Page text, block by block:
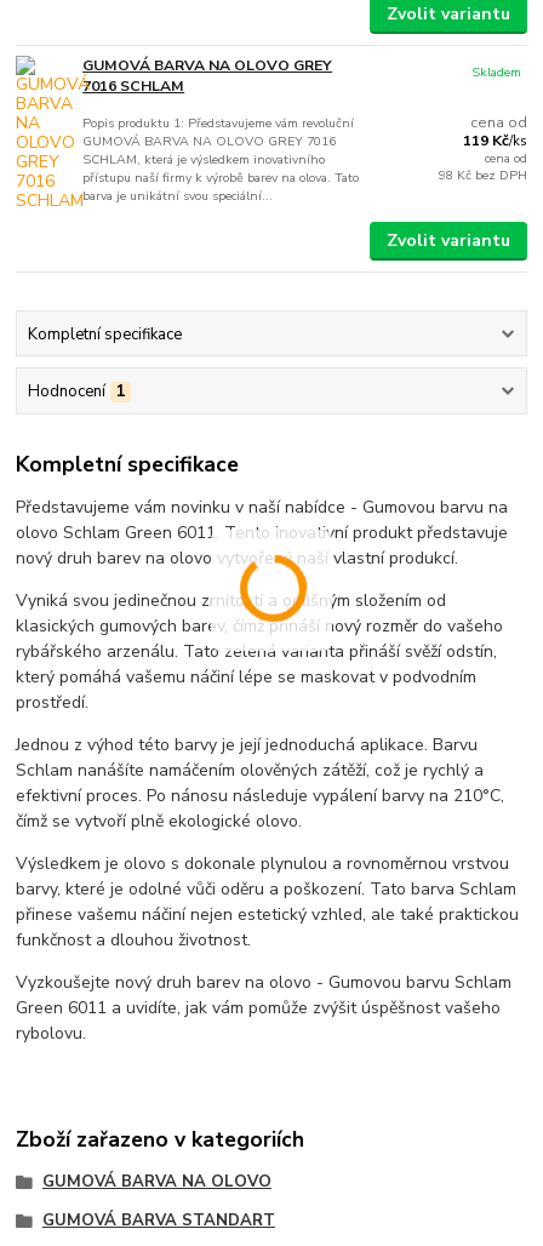
Zvolit variantu
GUMOVÁ BARVA NA OLOVO GREY
7016 SCHLAM
Popis produktu 1: Představujeme vám revoluční
GUMOVÁ BARVA NA OLOVO GREY 7016
SCHLAM, která je výsledkem inovativního
přístupu naší firmy k výrobě barev na olova. Tato
barva je unikátní svou speciální...
cena od
119 Kč/ks
cena od
98 Kč bez DPH
Skladem
Zvolit variantu
Kompletní specifikace
Hodnocení 1
Kompletní specifikace
Představujeme vám novinku v naší nabídce - Gumovou barvu na
olovo Schlam Green 6011. Tento inovativní produkt představuje
nový druh barev na olovo vytvořený naší vlastní produkcí.
Vyniká svou jedinečnou zrnitostí a odlišným složením od
klasických gumových barev, čímž přináší nový rozměr do vašeho
rybářského arzenálu. Tato zelená varianta přináší svěží odstín,
který pomáhá vašemu náčiní lépe se maskovat v podvodním
prostředí.
Jednou z výhod této barvy je její jednoduchá aplikace. Barvu
Schlam nanášíte namáčením olověných zátěží, což je rychlý a
efektivní proces. Po nánosu následuje vypálení barvy na 210°C,
čímž se vytvoří plně ekologické olovo.
Výsledkem je olovo s dokonale plynulou a rovnoměrnou vrstvou
barvy, které je odolné vůči oděru a poškození. Tato barva Schlam
přinese vašemu náčiní nejen estetický vzhled, ale také praktickou
funkčnost a dlouhou životnost.
Vyzkoušejte nový druh barev na olovo - Gumovou barvu Schlam
Green 6011 a uvidíte, jak vám pomůže zvýšit úspěšnost vašeho
rybolovu.
Zboží zařazeno v kategoriích
GUMOVÁ BARVA NA OLOVO
GUMOVÁ BARVA STANDART